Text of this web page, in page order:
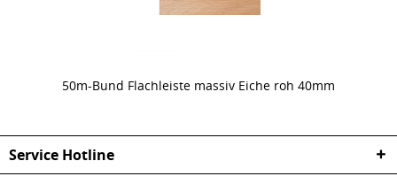
50m-Bund Flachleiste massiv Eiche roh 40mm
Service Hotline